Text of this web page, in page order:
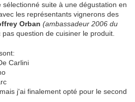
suite à une dégustation en
les représentants vignerons des
Orban (ambassadeur 2006 du
pas question de cuisiner le produit.
Carlini
j'ai finalement opté pour le second